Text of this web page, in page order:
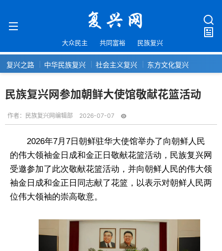
大众民主 共同富裕 民族复兴
复兴之路 中华民族复兴 社会主义复兴 东方文化复兴
民族复兴网参加朝鲜大使馆敬献花篮活动
作者： 民族复兴网编辑部 2026-07-07
2026年7月7日朝鲜驻华大使馆举办了向朝鲜人民
的伟大领袖金日成和金正日敬献花篮活动，民族复兴网
受邀参加了此次敬献花篮活动，并向朝鲜人民的伟大领
袖金日成和金正日同志献了花篮，以表示对朝鲜人民两
位伟大领袖的崇高敬意。